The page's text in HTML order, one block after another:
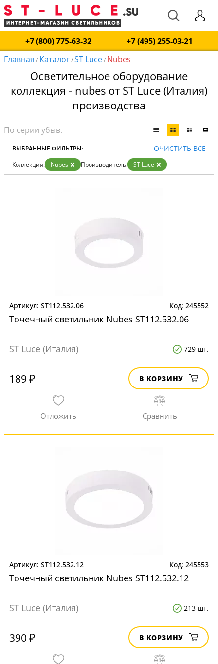
+7 (800) 775-63-32
+7 (495) 255-03-21
Главная / Каталог/ST Luce/ Nubes
Осветительное оборудование
коллекция - nubes от ST Luce (Италия)
производства
ВЫБРАННЫЕ ФИЛЬТРЫ: ОЧИСТИТЬ ВСЕ
Коллекция: Nubes Производитель: ST Luce
ST112.532.06 245552
Точечный светильник Nubes ST112.532.06
ST Luce (Италия) 729 шт.
189 ₽ В КОРЗИНУ
ST112.532.12 245553
Точечный светильник Nubes ST112.532.12
ST Luce (Италия) 213 шт.
390 ₽ В КОРЗИНУ